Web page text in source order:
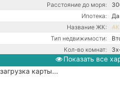
Расстояние до моря:
Ипотека:
Да
Название ЖК:
Тип недвижимости:
Кол-во комнат:
Тип дома:
Показать все
загрузка карты...